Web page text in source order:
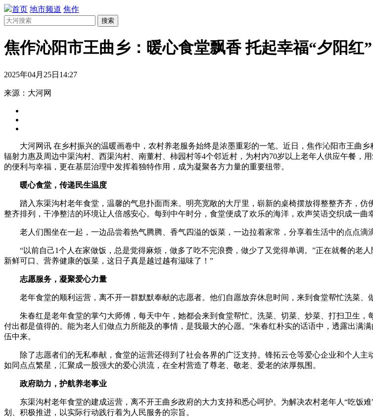
首页 地市频道 焦作
搜索
焦作沁阳市王曲乡：暖心食堂飘香 托起幸福“夕阳红”
2025年04月25日14:27
来源：大河网
大河网讯 在乡村振兴的温暖画卷中，农村养老服务始终是浓墨重彩的一笔。近日，焦作沁阳市王曲
辐射力惠及周边中渠沟村、西渠沟村、南董村、柿园村等4个邻近村，为村内70岁以上老年人供应午餐，
的便利与幸福，更在基层治理中发挥着独特作用，成为凝聚各方力量的重要纽带。
暖心食堂，传递民生温度
踏入东渠沟村老年食堂，温馨的气息扑面而来。明亮宽敞的大厅里，崭新的桌椅摆放得整整齐齐，
整齐排列，干净整洁的环境让人倍感安心。每到中午时分，食堂便成了欢乐的海洋，欢声笑语交织成一曲
老人们围坐在一起，一边品尝着热气腾腾、香气四溢的饭菜，一边拉着家常，分享着生活中的点点
“以前自己1个人在家做饭，总是觉得麻烦，做多了吃不完浪费，做少了又觉得单调。”正在就餐的老
新鲜可口、营养健康的饭菜，这日子真是越过越有滋味了！”
志愿服务，凝聚爱心力量
老年食堂的顺利运营，离不开一群默默奉献的志愿者。他们自愿放弃休息时间，来到食堂帮忙洗菜
朱春红是老年食堂的掌勺大师傅，每天中午，她都会来到食堂帮忙。洗菜、切菜、炒菜、打扫卫生
付出都是值得的。能为老人们做点力所能及的事情，是我最大的心愿。”朱春红朴实的话语中，透露出满
伍中来。
除了志愿者们的无私奉献，食堂的运营还得到了社会各界的广泛支持。锋拓云仓等爱心企业和个人
如同点点繁星，汇聚成一股强大的爱心洪流，在全村营造了尊老、敬老、爱老的浓厚氛围。
政府助力，护航养老事业
东渠沟村老年食堂的建成运营，离不开王曲乡政府的大力支持和悉心呵护。为解决农村老年人“吃饭
划、积极推进，以实际行动践行着为人民服务的宗旨。